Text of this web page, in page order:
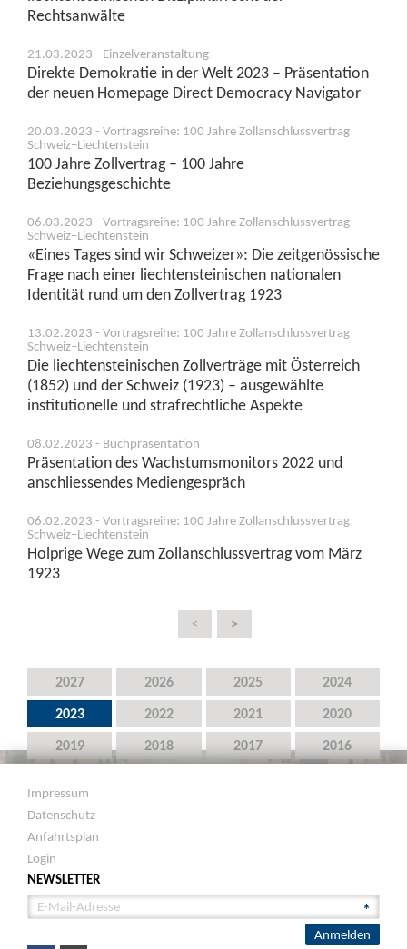
Rechtsanwälte
21.03.2023 - Einzelveranstaltung
Direkte Demokratie in der Welt 2023 – Präsentation
der neuen Homepage Direct Democracy Navigator
20.03.2023 - Vortragsreihe: 100 Jahre Zollanschlussvertrag
Schweiz–Liechtenstein
100 Jahre Zollvertrag – 100 Jahre
Beziehungsgeschichte
06.03.2023 - Vortragsreihe: 100 Jahre Zollanschlussvertrag
Schweiz–Liechtenstein
«Eines Tages sind wir Schweizer»: Die zeitgenössische
Frage nach einer liechtensteinischen nationalen
Identität rund um den Zollvertrag 1923
13.02.2023 - Vortragsreihe: 100 Jahre Zollanschlussvertrag
Schweiz–Liechtenstein
Die liechtensteinischen Zollverträge mit Österreich
(1852) und der Schweiz (1923) – ausgewählte
institutionelle und strafrechtliche Aspekte
08.02.2023 - Buchpräsentation
Präsentation des Wachstumsmonitors 2022 und
anschliessendes Mediengespräch
06.02.2023 - Vortragsreihe: 100 Jahre Zollanschlussvertrag
Schweiz–Liechtenstein
Holprige Wege zum Zollanschlussvertrag vom März
1923
< >
2027 2026 2025
2024
2023
2022 2021
2020
2019
2018 2017
2016
2011
2007
2003
1999
1992
Impressum
Datenschutz
Anfahrtsplan
Login
NEWSLETTER